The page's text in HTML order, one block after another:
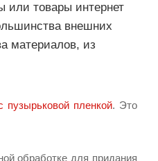
или товары интернет
внешних
материалов, из
пузырьковой пленкой. Это
обработке для придания